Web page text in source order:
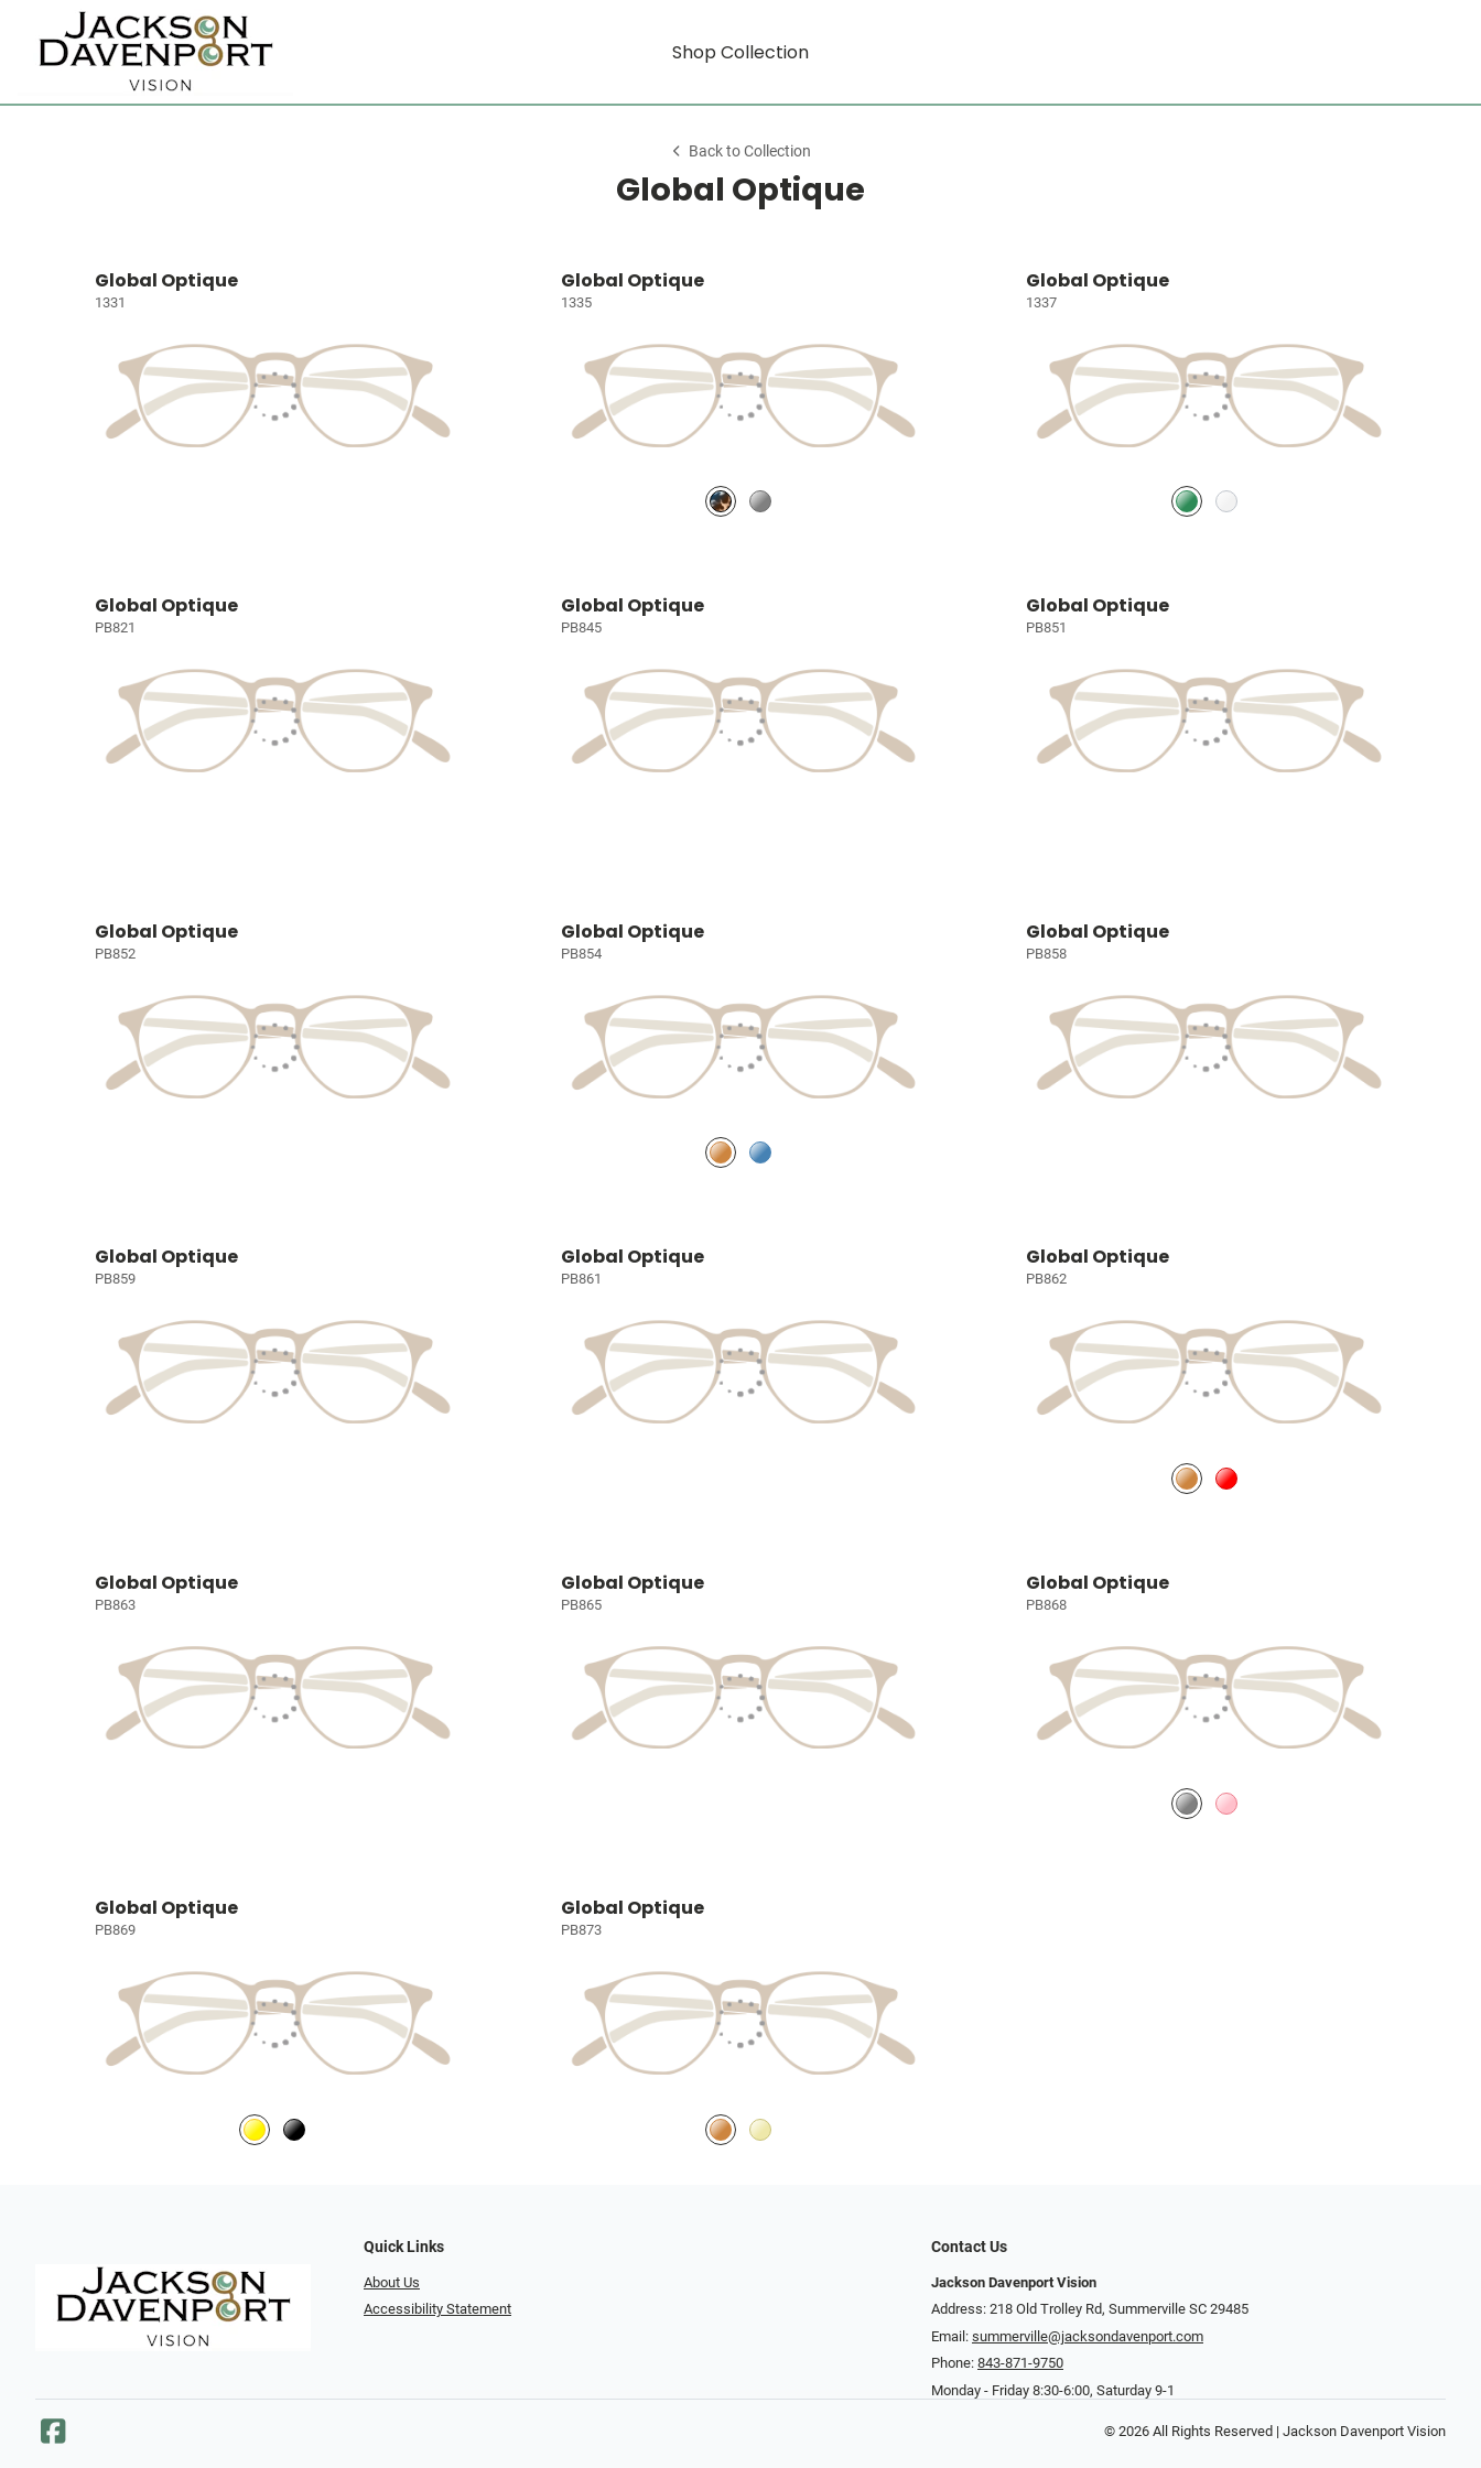
Shop Collection
Back to Collection
Global Optique
Global Optique
1331
Global Optique
1335
Global Optique
1337
Global Optique
PB821
Global Optique
PB845
Global Optique
PB851
Global Optique
PB852
Global Optique
PB854
Global Optique
PB858
Global Optique
PB859
Global Optique
PB861
Global Optique
PB862
Global Optique
PB863
Global Optique
PB865
Global Optique
PB868
Global Optique
PB869
Global Optique
PB873
Quick Links
About Us
Accessibility Statement
Contact Us
Jackson Davenport Vision
Address: 218 Old Trolley Rd, Summerville SC 29485
Email: summerville@jacksondavenport.com
Phone: 843-871-9750
Monday - Friday 8:30-6:00, Saturday 9-1
© 2026 All Rights Reserved | Jackson Davenport Vision